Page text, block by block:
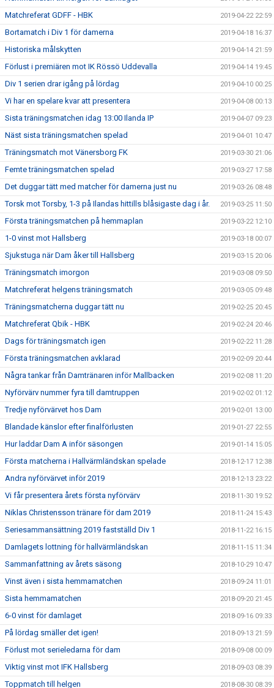
Matchreferat GDFF - HBK 2019-04-22 22:59
Bortamatch i Div 1 för damerna 2019-04-18 16:37
Historiska målskytten 2019-04-14 21:59
Förlust i premiären mot IK Rössö Uddevalla 2019-04-14 19:45
Div 1 serien drar igång på lördag 2019-04-10 00:25
Vi har en spelare kvar att presentera 2019-04-08 00:13
Sista träningsmatchen idag 13:00 Ilanda IP 2019-04-07 09:23
Näst sista träningsmatchen spelad 2019-04-01 10:47
Träningsmatch mot Vänersborg FK 2019-03-30 21:06
Femte träningsmatchen spelad 2019-03-27 17:58
Det duggar tätt med matcher för damerna just nu 2019-03-26 08:48
Torsk mot Torsby, 1-3 på Ilandas hittills blåsigaste dag i år. 2019-03-25 11:50
Första träningsmatchen på hemmaplan 2019-03-22 12:10
1-0 vinst mot Hallsberg 2019-03-18 00:07
Sjukstuga när Dam åker till Hallsberg 2019-03-15 20:06
Träningsmatch imorgon 2019-03-08 09:50
Matchreferat helgens träningsmatch 2019-03-05 09:48
Träningsmatcherna duggar tätt nu 2019-02-25 20:45
Matchreferat Qbik - HBK 2019-02-24 20:46
Dags för träningsmatch igen 2019-02-22 11:28
Första träningsmatchen avklarad 2019-02-09 20:44
Några tankar från Damtränaren inför Mallbacken 2019-02-08 11:20
Nyförvärv nummer fyra till damtruppen 2019-02-02 01:12
Tredje nyförvärvet hos Dam 2019-02-01 13:00
Blandade känslor efter finalförlusten 2019-01-27 22:55
Hur laddar Dam A inför säsongen 2019-01-14 15:05
Första matcherna i Hallvärmländskan spelade 2018-12-17 12:38
Andra nyförvärvet inför 2019 2018-12-13 23:22
Vi får presentera årets första nyförvärv 2018-11-30 19:52
Niklas Christensson tränare för dam 2019 2018-11-24 15:43
Seriesammansättning 2019 fastställd Div 1 2018-11-22 16:15
Damlagets lottning för hallvärmländskan 2018-11-15 11:34
Sammanfattning av årets säsong 2018-10-29 10:47
Vinst även i sista hemmamatchen 2018-09-24 11:01
Sista hemmamatchen 2018-09-20 21:45
6-0 vinst för damlaget 2018-09-16 09:33
På lördag smäller det igen! 2018-09-13 21:59
Förlust mot serieledarna för dam 2018-09-08 00:09
Viktig vinst mot IFK Hallsberg 2018-09-03 08:39
Toppmatch till helgen 2018-08-30 08:39